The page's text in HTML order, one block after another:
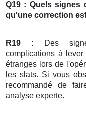
Q19 : Quels signes
qu'une correction
R19 : Des
complications à
étranges lors de
les slats. Si vous
recommandé de
analyse experte.